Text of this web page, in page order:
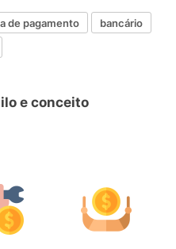
de pagamento
bancário
e conceito